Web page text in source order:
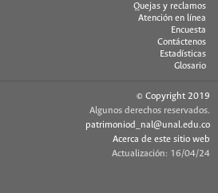
Quejas y reclamos
Atención en línea
Encuesta
Contáctenos
Estadísticas
Glosario
© Copyright 2019
Algunos derechos reservados.
patrimoniod_nal@unal.edu.co
Acerca de este sitio web
Actualización: 16/04/24